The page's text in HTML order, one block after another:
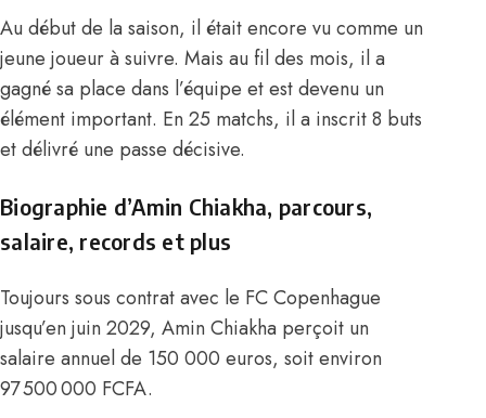
Au début de la saison, il était encore vu comme un
jeune joueur à suivre. Mais au fil des mois, il a
gagné sa place dans l’équipe et est devenu un
élément important. En 25 matchs, il a inscrit 8 buts
et délivré une passe décisive.
Biographie d’Amin Chiakha, parcours,
salaire, records et plus
Toujours sous contrat avec le FC Copenhague
jusqu’en juin 2029, Amin Chiakha perçoit un
salaire annuel de 150 000 euros, soit environ
97 500 000 FCFA.